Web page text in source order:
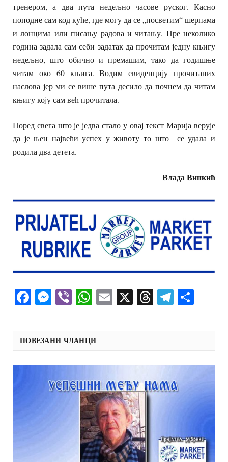
тренером, а два пута недељно часове руског. Касно
поподне сам код куће, где могу да се „посветим“ шерпама
и лонцима или писању радова и читању. Пре неколико
година задала сам себи задатак да прочитам једну књигу
недељно, што обично и премашим, тако да годишње
читам око 60 књига. Водим евиденцију прочитаних
наслова јер ми се више пута десило да почнем да читам
књигу коју сам већ прочитала.
Поред свега што је једва стало у овај текст Марија верује
да је њен највећи успех у животу то што се удала и
родила два детета.
Влада Винкић
Facebook
Messenger
ViberWhatsApp
Email
X Threads
ПОВЕЗАНИ ЧЛАНЦИ